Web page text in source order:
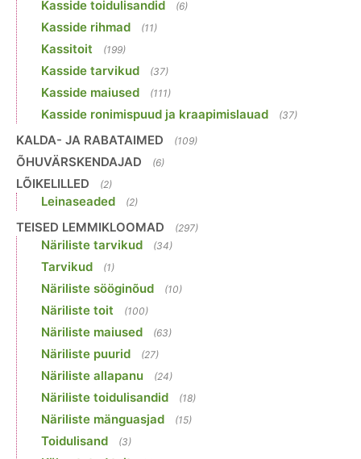
Kasside toidulisandid (6)
Kasside rihmad (11)
Kassitoit (199)
Kasside tarvikud (37)
Kasside maiused (111)
Kasside ronimispuud ja kraapimislauad (37)
KALDA- JA RABATAIMED (109)
ÕHUVÄRSKENDAJAD (6)
LÕIKELILLED (2)
Leinaseaded (2)
TEISED LEMMIKLOOMAD (297)
Näriliste tarvikud (34)
Tarvikud (1)
Näriliste sööginõud (10)
Näriliste toit (100)
Näriliste maiused (63)
Näriliste puurid (27)
Näriliste allapanu (24)
Näriliste toidulisandid (18)
Näriliste mänguasjad (15)
Toidulisand (3)